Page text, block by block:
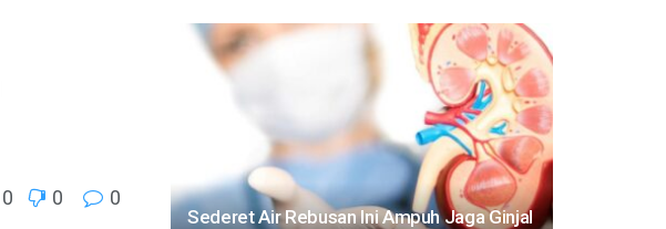
0 0 0
Sederet Air Rebusan Ini Ampuh Jaga Ginjal